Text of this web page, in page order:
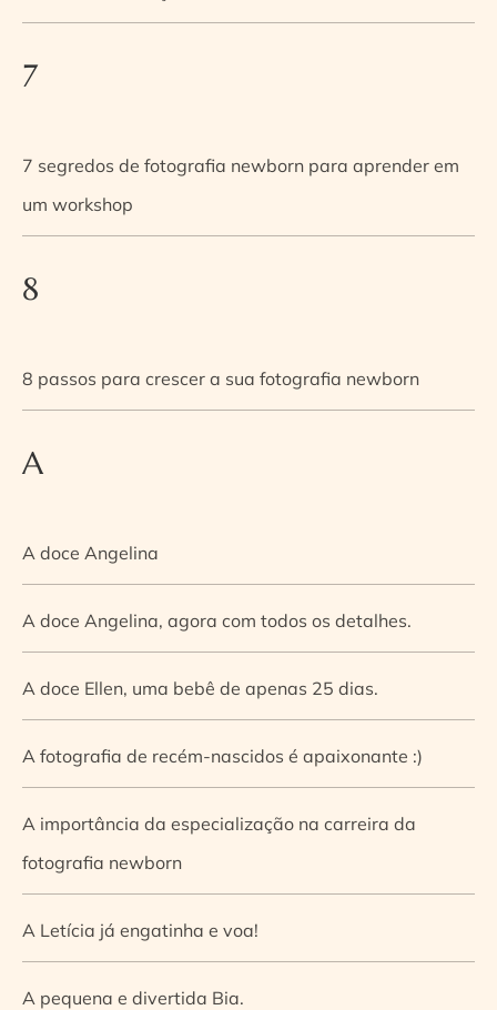
7
7 segredos de fotografia newborn para aprender em
um workshop
8
8 passos para crescer a sua fotografia newborn
A
A doce Angelina
A doce Angelina, agora com todos os detalhes.
A doce Ellen, uma bebê de apenas 25 dias.
A fotografia de recém-nascidos é apaixonante :)
A importância da especialização na carreira da
fotografia newborn
A Letícia já engatinha e voa!
A pequena e divertida Bia.